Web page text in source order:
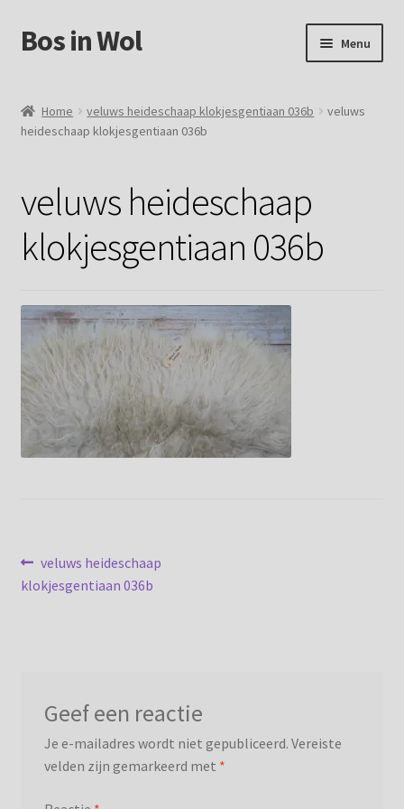
Ga
door
navigatie
Ga
naar
inhoud
Bos in Wol Menu
Over Bos in Wol
Mijn account
Contact
Foto`s verkochte vachten
Privacybeleid
Home veluws heideschaap klokjesgentiaan 036b
veluws
heideschaap klokjesgentiaan 036b
veluws heideschaap
klokjesgentiaan 036b
Bericht
navigatie
Vorig
bericht:
veluws heideschaap
klokjesgentiaan 036b
Geef een reactie
Je e-mailadres wordt niet gepubliceerd. Vereiste
velden zijn gemarkeerd met *